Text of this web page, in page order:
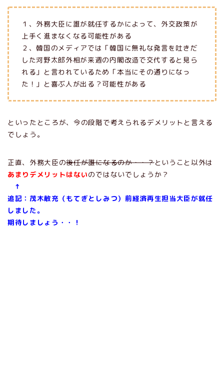
１、外務大臣に誰が就任するかによって、外交政策が
上手く進まなくなる可能性がある
２、韓国のメディアでは「韓国に無礼な発言を吐きだ
した河野太郎外相が来週の内閣改造で交代すると見ら
れる」と言われているため「本当にその通りになっ
た！」と喜ぶ人が出る？可能性がある
といったところが、今の段階で考えられるデメリットと言える
でしょう。
正直、外務大臣の後任が誰になるのか・・？ということ以外は
あまりデメリットはないのではないでしょうか？
↑
追記：茂木敏充（もてぎとしみつ）前経済再生担当大臣が就任
しました。
期待しましょう・・！